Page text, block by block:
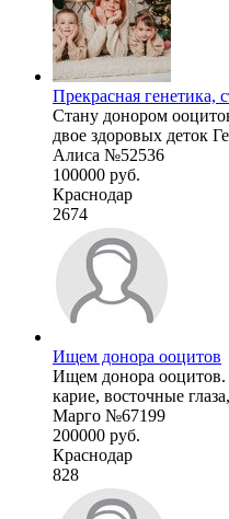
Прекрасная генетика,
Стану донором
двое здоровых деток
Алиса №52536
100000 руб.
Краснодар
2674
Ищем донора ооцитов
Ищем донора
карие, восточные
Марго №67199
200000 руб.
Краснодар
828